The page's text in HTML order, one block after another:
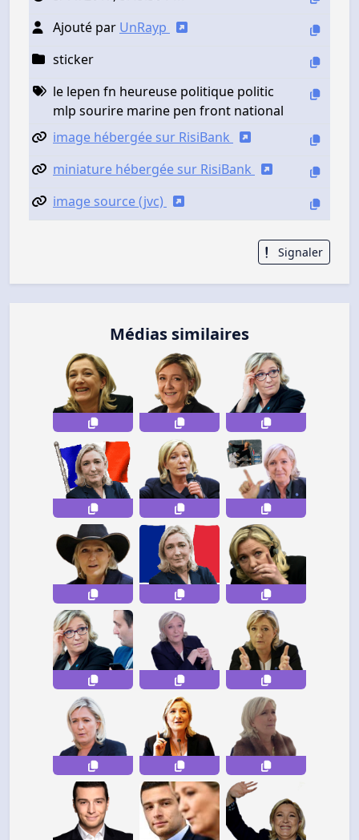
Ajouté par UnRayp
sticker
le lepen fn heureuse politique politic
mlp sourire marine pen front national
image hébergée sur RisiBank
miniature hébergée sur RisiBank
image source (jvc)
Signaler
Médias similaires